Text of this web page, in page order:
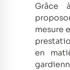
Grâce
mesure
en